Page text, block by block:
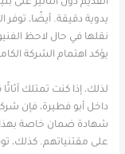
القديم دون التأثير على
يدوية دقيقة. أيضًا،
نقلها في حال لاحظ
يؤكد اهتمام الشركة
لذلك، إذا كنت تمتلك
داخل أبو فطيرة، فإن
شهادة ضمان خاصة بهذا
على مقتنياتهم. كذلك،